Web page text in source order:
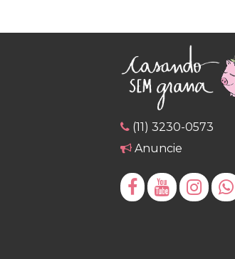
(11) 3230-0573
Anuncie